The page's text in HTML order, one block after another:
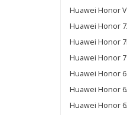
Huawei Honor
Huawei Honor
Huawei Honor 7i
Huawei Honor 7
Huawei Honor 6
Huawei Honor
Huawei Honor